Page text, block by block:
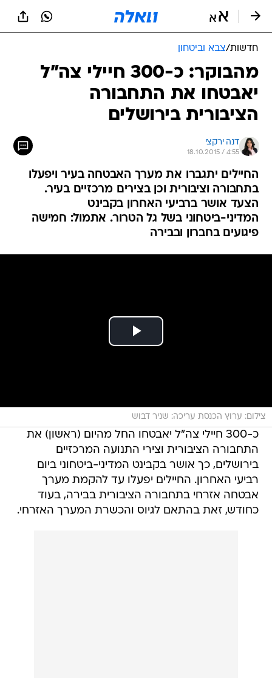
חדשות/צבא וביטחון
מהבוקר: כ-300 חיילי צה"ל
יאבטחו את התחבורה
הציבורית בירושלים
דנה ירקצי
18.10.2015 / 4:55
החיילים יתגברו את מערך האבטחה בעיר ויפעלו
בתחבורה וציבורית וכן בצירים מרכזיים בעיר.
הצעד אושר ברביעי האחרון בקבינט
המדיני-ביטחוני בשל גל הטרור. אתמול: חמישה
פיגועים בחברון ובבירה
צילום: ערוץ הכנסת עריכה: שניר דבוש
כ-300 חיילי צה"ל יאבטחו החל מהיום (ראשון) את
התחבורה הציבורית וצירי התנועה המרכזיים
בירושלים, כך אושר בקבינט המדיני-ביטחוני ביום
רביעי האחרון. החיילים יפעלו עד להקמת מערך
אבטחה אזרחי בתחבורה הציבורית בבירה, בעוד
כחודש, זאת בהתאם לגיוס והכשרת המערך האזרחי.